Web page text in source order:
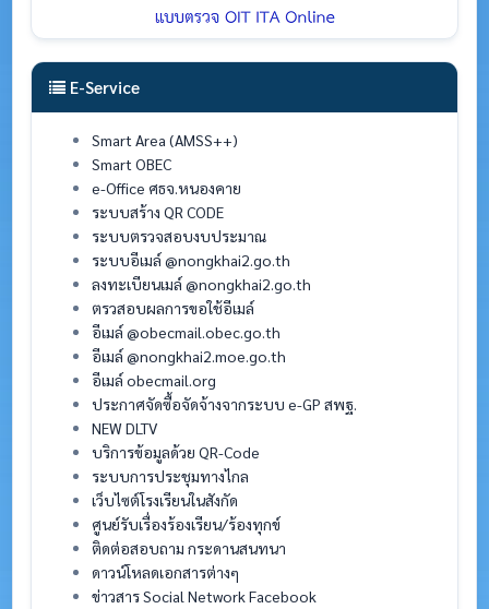
E-Service
Smart Area (AMSS++)
Smart OBEC
e-Office ศธจ.หนองคาย
ระบบสร้าง QR CODE
ระบบตรวจสอบงบประมาณ
ระบบอีเมล์ @nongkhai2.go.th
ลงทะเบียนเมล์ @nongkhai2.go.th
ตรวสอบผลการขอใช้อีเมล์
อีเมล์ @obecmail.obec.go.th
อีเมล์ @nongkhai2.moe.go.th
อีเมล์ obecmail.org
ประกาศจัดซื้อจัดจ้างจากระบบ e-GP สพฐ.
NEW DLTV
บริการข้อมูลด้วย QR-Code
ระบบการประชุมทางไกล
เว็บไซต์โรงเรียนในสังกัด
ศูนย์รับเรื่องร้องเรียน/ร้องทุกข์
ติดต่อสอบถาม กระดานสนทนา
ดาวน์โหลดเอกสารต่างๆ
ข่าวสาร Social Network Facebook